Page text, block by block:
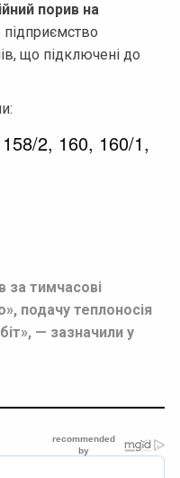
порив на
підприємство
що підключені до
2, 160, 160/1,
за тимчасові
подачу теплоносія
— зазначили у